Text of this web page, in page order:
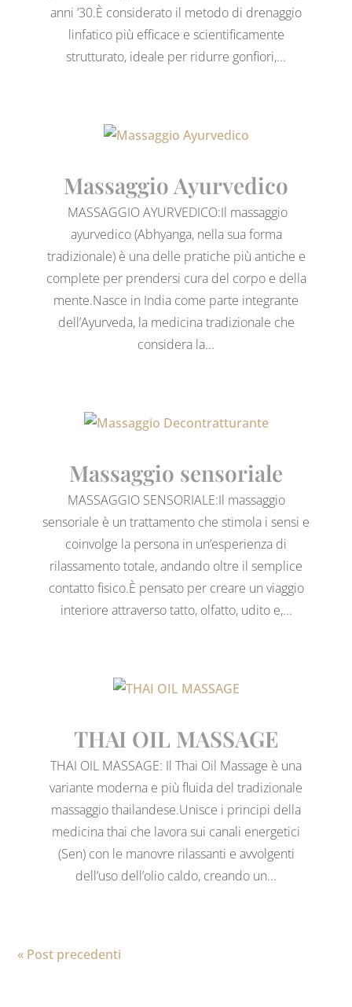
anni ’30.È considerato il metodo di drenaggio
linfatico più efficace e scientificamente
strutturato, ideale per ridurre gonfiori,...
Massaggio Ayurvedico
MASSAGGIO AYURVEDICO:Il massaggio
ayurvedico (Abhyanga, nella sua forma
tradizionale) è una delle pratiche più antiche e
complete per prendersi cura del corpo e della
mente.Nasce in India come parte integrante
dell’Ayurveda, la medicina tradizionale che
considera la...
Massaggio sensoriale
MASSAGGIO SENSORIALE:Il massaggio
sensoriale è un trattamento che stimola i sensi e
coinvolge la persona in un’esperienza di
rilassamento totale, andando oltre il semplice
contatto fisico.È pensato per creare un viaggio
interiore attraverso tatto, olfatto, udito e,...
THAI OIL MASSAGE
THAI OIL MASSAGE: Il Thai Oil Massage è una
variante moderna e più fluida del tradizionale
massaggio thailandese.Unisce i principi della
medicina thai che lavora sui canali energetici
(Sen) con le manovre rilassanti e avvolgenti
dell’uso dell’olio caldo, creando un...
« Post precedenti